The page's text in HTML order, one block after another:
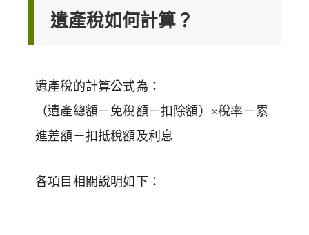
遺產稅如何計算？
遺產稅的計算公式為：
（遺產總額－免稅額－扣除額）×稅率－累
進差額－扣抵稅額及利息
各項目相關說明如下：